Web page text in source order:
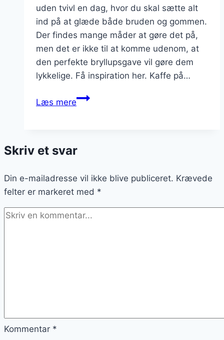
uden tvivl en dag, hvor du skal sætte alt
ind på at glæde både bruden og gommen.
Der findes mange måder at gøre det på,
men det er ikke til at komme udenom, at
den perfekte bryllupsgave vil gøre dem
lykkelige. Få inspiration her. Kaffe på…
Læs mereSådan
endnu
lykkeligt
Skriv et svar
Din e-mailadresse vil ikke blive publiceret. Krævede
felter er markeret med *
Kommentar *